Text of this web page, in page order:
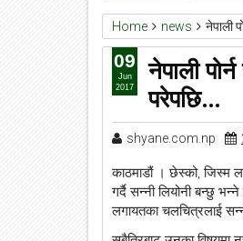
Home news नेपाली
नेपाली
परेपछि…
shyane.com.np
काठमाडौं । छेस्को, जिस्म
गर्दै सन्नी लियोनी बन्छु
लगायतका चलचित्रलाई
09
Jun
2017